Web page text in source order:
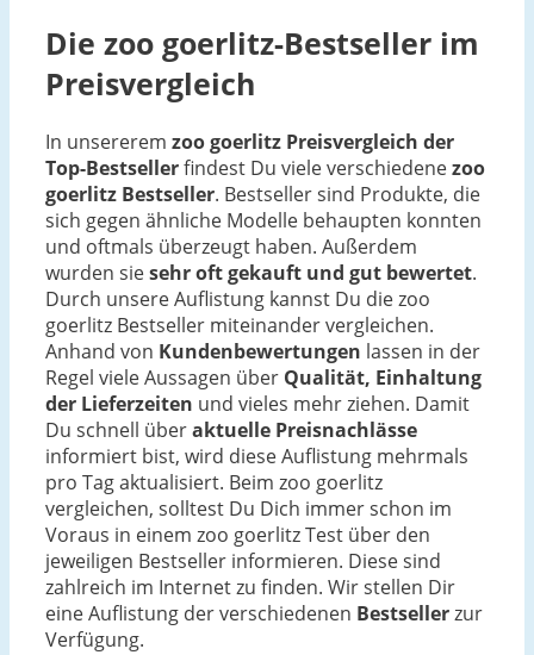
Die zoo goerlitz-Bestseller im
Preisvergleich
In unsererem zoo goerlitz Preisvergleich der
Top-Bestsellerfindest Du viele verschiedenezoo
goerlitz Bestseller. Bestseller sind Produkte, die
sich gegen ähnliche Modelle behaupten konnten
und oftmals überzeugt haben. Außerdem
wurden siesehr oft gekauft und gut bewertet.
Durch unsere Auflistung kannst Du die zoo
goerlitz Bestseller miteinander vergleichen.
Anhand von Kundenbewertungen lassen in der
Regel viele Aussagen über Qualität, Einhaltung
der Lieferzeiten und vieles mehr ziehen. Damit
Du schnell überaktuelle Preisnachlässe
informiert bist, wird diese Auflistung mehrmals
pro Tag aktualisiert. Beim zoo goerlitz
vergleichen, solltest Du Dich immer schon im
Voraus in einem zoo goerlitz Test über den
jeweiligen Bestseller informieren. Diese sind
zahlreich im Internet zu finden. Wir stellen Dir
eine Auflistung der verschiedenen Bestsellerzur
Verfügung.